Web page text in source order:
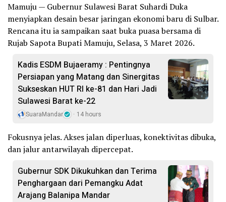
Mamuju — Gubernur Sulawesi Barat Suhardi Duka
menyiapkan desain besar jaringan ekonomi baru di Sulbar.
Rencana itu ia sampaikan saat buka puasa bersama di
Rujab Sapota Bupati Mamuju, Selasa, 3 Maret 2026.
Kadis ESDM Bujaeramy : Pentingnya
Persiapan yang Matang dan Sinergitas
Sukseskan HUT RI ke-81 dan Hari Jadi
Sulawesi Barat ke-22
SuaraMandar 14 hours
Fokusnya jelas. Akses jalan diperluas, konektivitas dibuka,
dan jalur antarwilayah dipercepat.
Gubernur SDK Dikukuhkan dan Terima
Penghargaan dari Pemangku Adat
Arajang Balanipa Mandar